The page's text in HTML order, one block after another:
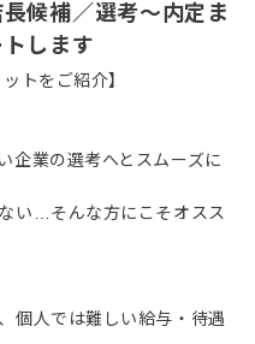
候補／選考～内定ま
します
トをご紹介】
企業の選考へとスムーズに
い…そんな方にこそオスス
個人では難しい給与・待遇